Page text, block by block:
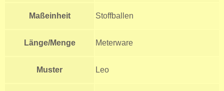
Maßeinheit Stoffballen
Länge/Menge Meterware
Muster Leo